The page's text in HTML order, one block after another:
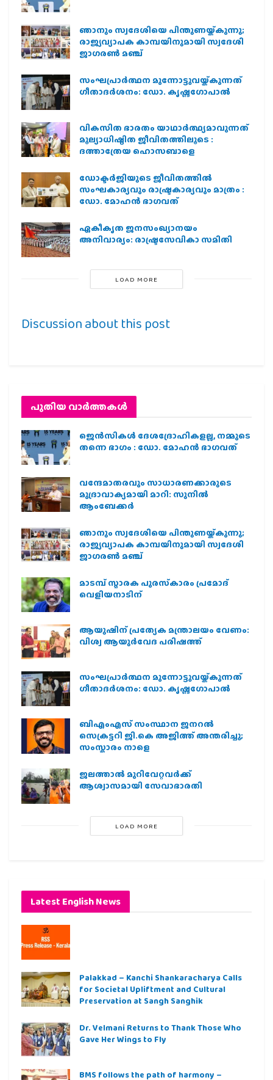
ഞാനും സ്വദേശിയെ പിന്തുണയ്ക്കുന്നു;
രാജ്യവ്യാപക കാമ്പയിനുമായി സ്വദേശി
ജാഗരണ്‍ മഞ്ച്
സംഘപ്രാര്‍ത്ഥന മുന്നോട്ടുവയ്ക്കുന്നത്
ഗീതാദര്‍ശനം: ഡോ. കൃഷ്ണഗോപാല്‍
വികസിത ഭാരതം യാഥാർത്ഥ്യമാവുന്നത്
മൂല്യാധിഷ്ഠിത ജീവിതത്തിലൂടെ :
ദത്താത്രേയ ഹൊസബാളെ
ഡോക്ടർജിയുടെ ജീവിതത്തിൽ
സംഘകാര്യവും രാഷ്ട്രകാര്യവും മാത്രം :
ഡോ. മോഹൻ ഭാഗവത്
ഏകീകൃത ജനസംഖ്യാനയം
അനിവാര്യം: രാഷ്ട്രസേവികാ സമിതി
LOAD MORE
Discussion about this post
പുതിയ വാര്‍ത്തകള്‍
ജെന്‍സികള്‍ ദേശദ്രോഹികളല്ല, നമ്മുടെ
തന്നെ ഭാഗം : ഡോ. മോഹന്‍ ഭാഗവത്
വന്ദേമാതരവും സാധാരണക്കാരുടെ
മുദ്രാവാക്യമായി മാറി: സുനിൽ
ആംബേക്കർ
ഞാനും സ്വദേശിയെ പിന്തുണയ്ക്കുന്നു;
രാജ്യവ്യാപക കാമ്പയിനുമായി സ്വദേശി
ജാഗരണ്‍ മഞ്ച്
മാടമ്പ് സ്മാരക പുരസ്‌കാരം പ്രമോദ്
വെളിയനാടിന്
ആയുഷിന് പ്രത്യേക മന്ത്രാലയം വേണം:
വിശ്വ ആയുര്‍വേദ പരിഷത്ത്
സംഘപ്രാര്‍ത്ഥന മുന്നോട്ടുവയ്ക്കുന്നത്
ഗീതാദര്‍ശനം: ഡോ. കൃഷ്ണഗോപാല്‍
ബിഎംഎസ് സംസ്ഥാന ജനറൽ
സെക്രട്ടറി ജി.കെ അജിത്ത് അന്തരിച്ചു;
സംസ്കാരം നാളെ
ജലത്താല്‍ മുറിവേറ്റവര്‍ക്ക്
ആശ്വാസമായി സേവാഭാരതി
LOAD MORE
Latest English News
Palakkad – Kanchi Shankaracharya Calls
for Societal Upliftment and Cultural
Preservation at Sangh Sanghik
Dr. Velmani Returns to Thank Those Who
Gave Her Wings to Fly
BMS follows the path of harmony –